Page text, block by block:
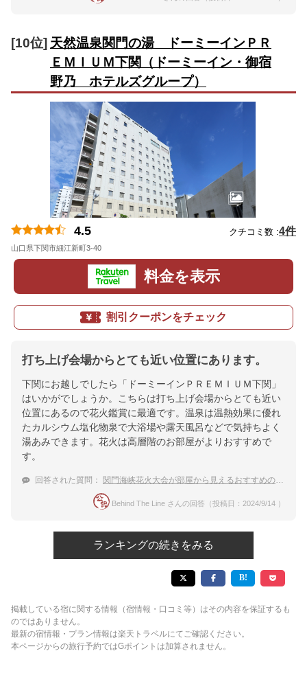
[10位] 天然温泉関門の湯 ドーミーインＰＲ
ＥＭＩＵＭ下関（ドーミーイン・御宿
野乃 ホテルズグループ）
4.5 クチコミ数 :4件
山口県下関市細江新町3-40
料金を表示
割引クーポンをチェック
打ち上げ会場からとても近い位置にあります。
下関にお越しでしたら「ドーミーインＰＲＥＭＩＵＭ下関」
はいかがでしょうか。こちらは打ち上げ会場からとても近い
位置にあるので花火鑑賞に最適です。温泉は温熱効果に優れ
たカルシウム塩化物泉で大浴場や露天風呂などで気持ちよく
湯あみできます。花火は高層階のお部屋がよりおすすめで
す。
回答された質問： 関門海峡花火大会が部屋から見えるおすすめの温泉付きホテル
Behind The Line さんの回答（投稿日：2024/9/14 ）
ランキングの続きをみる
掲載している宿に関する情報（宿情報・口コミ等）はその内容を保証するも
のではありません。
最新の宿情報・プラン情報は楽天トラベルにてご確認ください。
本ページからの旅行予約ではGポイントは加算されません。